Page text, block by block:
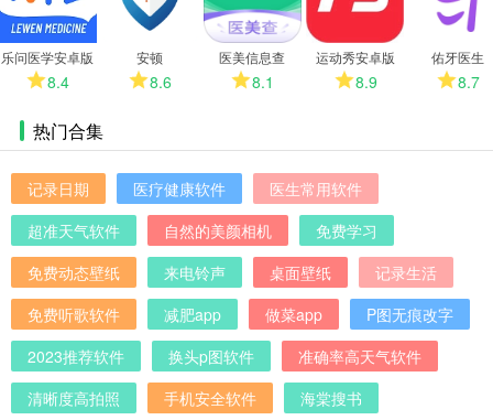
多
乐问医学安卓版
8.4
安顿
8.6
医美信息查
8.1
运动秀安卓版
8.9
佑牙医生
8.7
热门合集
记录日期 医疗健康软件
医生常用软件
超准天气软件
自然的美颜相机
免费学习
免费动态壁纸
来电铃声 桌面壁纸
记录生活
免费听歌软件
减肥app 做菜app
P图无痕改字
2023推荐软件
换头p图软件
准确率高天气软件
清晰度高拍照
手机安全软件 海棠搜书